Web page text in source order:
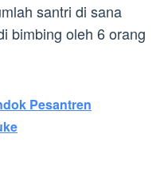
santri di sana
bimbing oleh 6 orang
Pesantren